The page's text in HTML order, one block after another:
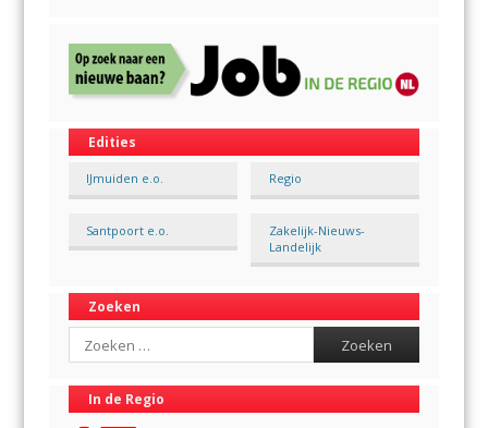
Edities
IJmuiden e.o. Regio
Santpoort e.o.
Zakelijk-Nieuws-
Landelijk
Zoeken
Search
In de Regio